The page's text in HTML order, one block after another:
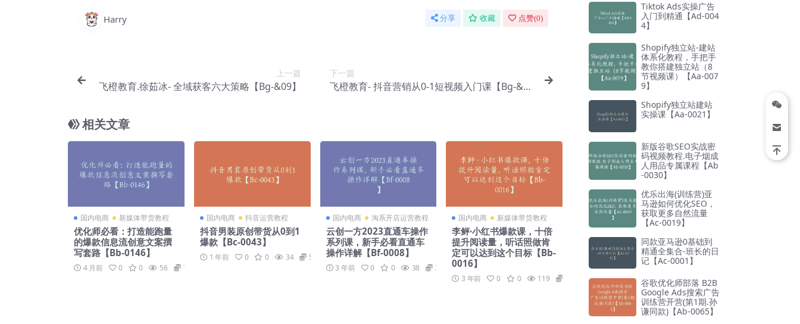
Harry 分享 收藏 点赞(0)
上一篇
飞橙教育.徐茹冰- 全域获客六大策略【Bg-&09】
下一篇
飞橙教育- 抖音营销从0-1短视频入门课【Bg-&1
相关文章
国内电商 新媒体带货教程
优化师必看：打造能跑量
的爆款信息流创意文案撰
写套路【Bb-0146】
4 月前 0 0 56 79
国内电商 抖音运营教程
抖音男装原创带货从0到1
爆款【Bc-0043】
1 年前 0 0 34 59
国内电商 淘系开店运营教程
云创一方2023直通车操作
系列课，新手必看直通车
操作详解【Bf-0008】
3 年前 0 0 38 39
国内电商 新媒体带货教程
李鲆·小红书爆款课，十倍
提升阅读量，听话照做肯
定可以达到这个目标【Bb-
0016】
3 年前 0 0 119
Tiktok Ads实操广告
入门到精通【Ad-004
4】
Shopify独立站-建站
体系化教程，手把手
教你搭建独立站（8
节视频课）【Aa-007
9】
Shopify独立站建站
实操课【Aa-0021】
新版谷歌SEO实战密
码视频教程.电子烟成
人用品专属课程【Ab
-0030】
优乐出海(训练营)亚
马逊如何优化SEO，
获取更多自然流量
【Ac-0019】
同款亚马逊0基础到
精通全集合-班长的日
记【Ac-0001】
谷歌优化师部落 B2B
Google Ads搜索广告
训练营开营(第1期.孙
谦同款)【Ab-0065】